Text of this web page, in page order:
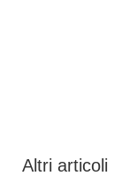
Altri articoli